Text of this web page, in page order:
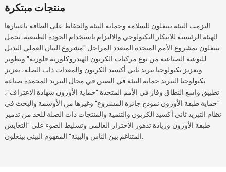
منتجات مبتكرة
التزمت البيئة بينغلون للسلامة وحماية البيئة والحفاظ على الطاقة باعتبارها
الهيئة الرئيسية للابتكار التكنولوجي والالتزام باستخدام الجودة الطبيعية. تحمل
بينغلون بمشروع الأمم المتحدة المتعدد المراحل "مشروع البيان العملي البديل
للنوعية الصناعية من نوع مركبات الكربون الهيدروكلورية فلورية" وتطوير
وتعزيز تكنولوجيا تبريد ثاني أكسيد الكربون والمعدات ذات الصلة، تعزيز
تكنولوجيا التبريد حماية البيئة في الصين في مجال التبريد المجمدة صناعة
تطبيق واسع النطاق وفاز في الأمم المتحدة "حماية الأوزون شهادة الاعتراف"،
"حماية طبقة الأوزون نموذج جائزة المشروع" وغيرها من الأوسمة والبحث في
نظام التبريد ثاني أكسيد الكربون والتنمية والمنتجات ذات الصلة للحد من تدمير
طبقة الأوزون وزيادة تدهور الاحترار العالمي وتسليط الضوء على "التعايش
المتناغم بين الناس والبيئة" المفهوم البيئي بينغلون.